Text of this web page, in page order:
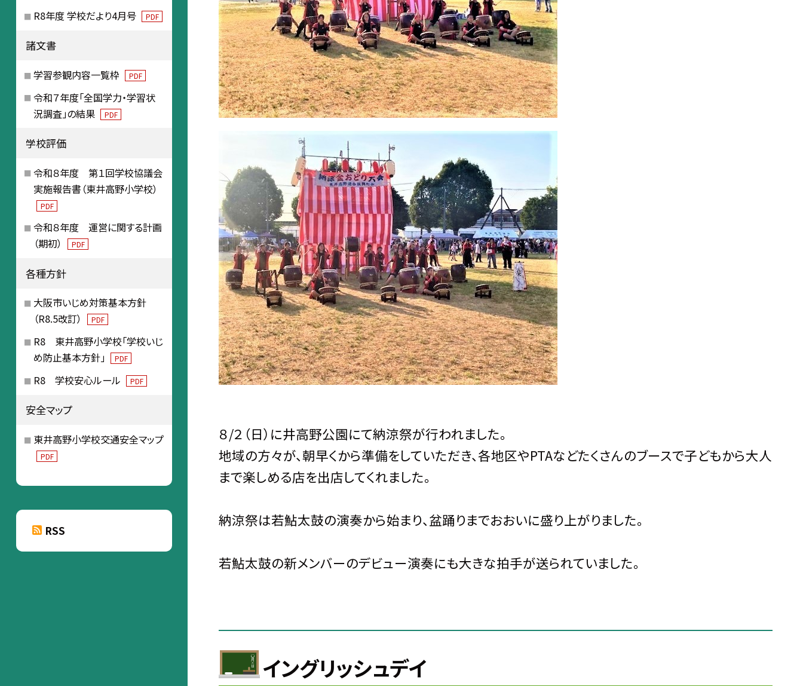
８/２（日）に井高野公園にて納涼祭が行われました。
地域の方々が、朝早くから準備をしていただき、各地区やPTAなどたくさんのブースで子どもから大人
まで楽しめる店を出店してくれました。
納涼祭は若鮎太鼓の演奏から始まり、盆踊りまでおおいに盛り上がりました。
若鮎太鼓の新メンバーのデビュー演奏にも大きな拍手が送られていました。
イングリッシュデイ
R8年度 学校だより4月号 PDF
諸文書
学習参観内容一覧枠 PDF
令和７年度「全国学力・学習状
況調査」の結果
PDF
学校評価
令和８年度 第１回学校協議会
実施報告書（東井高野小学校）
PDF
令和８年度 運営に関する計画
（期初）
PDF
各種方針
大阪市いじめ対策基本方針
（R8.5改訂）
PDF
R8 東井高野小学校「学校いじ
め防止基本方針」
PDF
R8 学校安心ルール PDF
安全マップ
東井高野小学校交通安全マップ
PDF
RSS